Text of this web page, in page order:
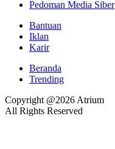
Pedoman Media Siber
Bantuan
Iklan
Karir
Beranda
Trending
Copyright @2026 Atrium
All Rights Reserved